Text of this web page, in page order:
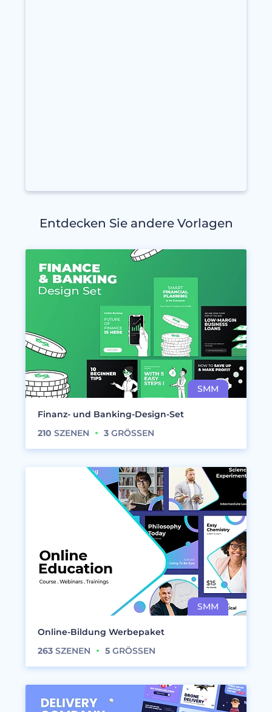
Entdecken Sie andere Vorlagen
Finanz- und Banking-Design-Set
210 SZENEN 3 GRÖSSEN
Online-Bildung Werbepaket
263 SZENEN 5 GRÖSSEN